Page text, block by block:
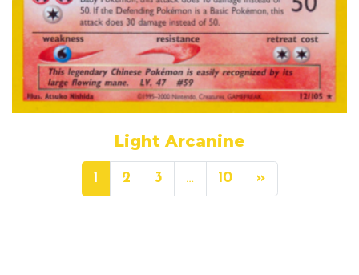
Light Arcanine
1 2 3 … 10 »